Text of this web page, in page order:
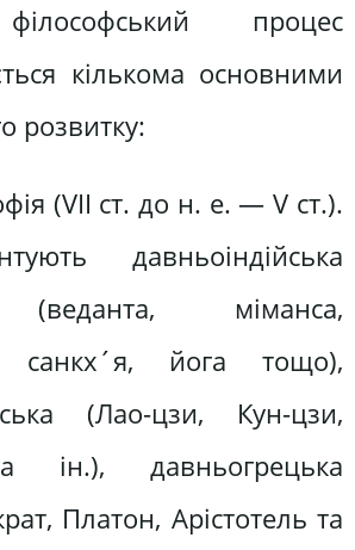
процес
кількома основними
розвитку:
(VII ст. до н. е. — V ст.).
давньоіндійська
(веданта, міманса,
санкх´я, йога тощо),
(Лао-цзи, Кун-цзи,
ін.), давньогрецька
Платон, Арістотель та